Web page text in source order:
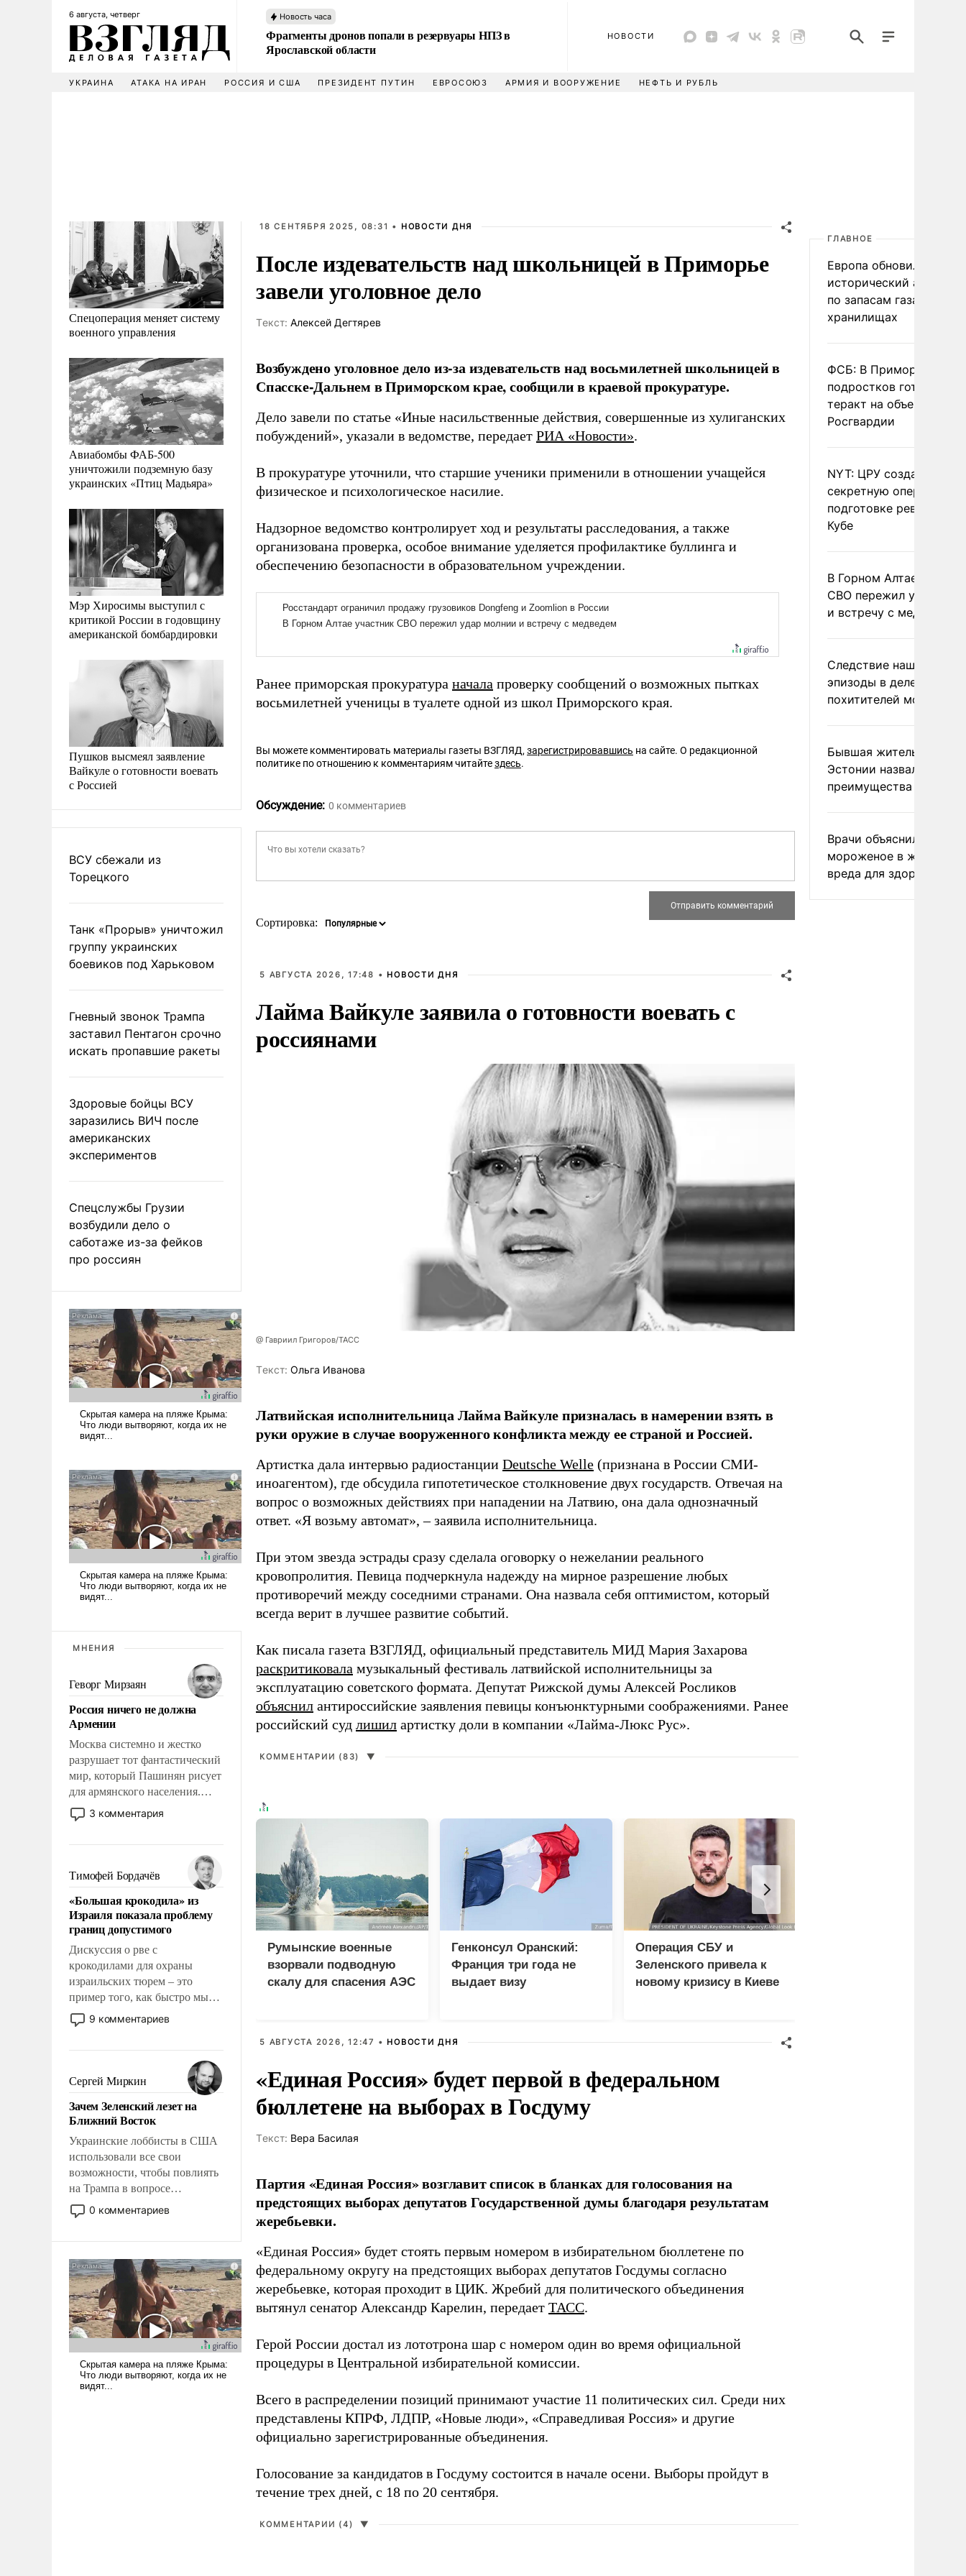
6 августа, четверг Новость часа
Фрагменты дронов попали в резервуары НПЗ в
Ярославской области
НОВОСТИ
УКРАИНА АТАКА НА ИРАН РОССИЯ И США ПРЕЗИДЕНТ ПУТИН ЕВРОСОЮЗ АРМИЯ И ВООРУЖЕНИЕ НЕФТЬ И РУБЛЬ
Спецоперация меняет систему
военного управления
Авиабомбы ФАБ-500
уничтожили подземную базу
украинских «Птиц Мадьяра»
Мэр Хиросимы выступил с
критикой России в годовщину
американской бомбардировки
Пушков высмеял заявление
Вайкуле о готовности воевать
с Россией
ВСУ сбежали из
Торецкого
Танк «Прорыв» уничтожил
группу украинских
боевиков под Харьковом
Гневный звонок Трампа
заставил Пентагон срочно
искать пропавшие ракеты
Здоровые бойцы ВСУ
заразились ВИЧ после
американских
экспериментов
Спецслужбы Грузии
возбудили дело о
саботаже из-за фейков
про россиян
МНЕНИЯ
Геворг Мирзаян
Россия ничего не должна
Армении
Москва системно и жестко
разрушает тот фантастический
мир, который Пашинян рисует
для армянского населения.
Мир, где этому населению все
должны просто по
политические прожекты будут
беспрекословно оплачиваться
за счет российских
налогоплательщиков и где за
свои поступки не нужно
отвечать.
3 комментария
Тимофей Бордачёв
«Большая крокодила» из
Израиля показала проблему
границ допустимого
Дискуссия о рве с
крокодилами для охраны
израильских тюрем – это
пример того, как быстро мы
двигаемся по пути
революционных изменений.
псевдонаучной фантастики,
стало всерьез обсуждаемой
идеей.
9 комментариев
Сергей Миркин
Зачем Зеленский лезет на
Ближний Восток
Украинские лоббисты в США
использовали все свои
возможности, чтобы повлиять
на Трампа в вопросе
предоставления вооружений
своим нанимателям. Вероятно,
голову мысль: хорошо бы
продемонстрировать, что
Украина вступила в
вооруженное противостояние
с Ираном.
0 комментариев
18 СЕНТЯБРЯ 2025, 08:31 • НОВОСТИ ДНЯ
После издевательств над школьницей в Приморье
завели уголовное дело
Tекст: Алексей Дегтярев
Возбуждено уголовное дело из-за издевательств над восьмилетней школьницей в
Спасске-Дальнем в Приморском крае, сообщили в краевой прокуратуре.
Дело завели по статье «Иные насильственные действия, совершенные из хулиганских
побуждений», указали в ведомстве, передает РИА «Новости».
В прокуратуре уточнили, что старшие ученики применили в отношении учащейся
физическое и психологическое насилие.
Надзорное ведомство контролирует ход и результаты расследования, а также
организована проверка, особое внимание уделяется профилактике буллинга и
обеспечению безопасности в образовательном учреждении.
Ранее приморская прокуратура начала проверку сообщений о возможных пытках
восьмилетней ученицы в туалете одной из школ Приморского края.
Вы можете комментировать материалы газеты ВЗГЛЯД, зарегистрировавшись на сайте. О редакционной
политике по отношению к комментариям читайтездесь.
Обсуждение: 0 комментариев
Сортировка:
5 АВГУСТА 2026, 17:48 • НОВОСТИ ДНЯ
Лайма Вайкуле заявила о готовности воевать с
россиянами
@ Гавриил Григоров/ТАСС
Tекст: Ольга Иванова
Латвийская исполнительница Лайма Вайкуле призналась в намерении взять в
руки оружие в случае вооруженного конфликта между ее страной и Россией.
Артистка дала интервью радиостанции Deutsche Welle (признана в России СМИ-
иноагентом), где обсудила гипотетическое столкновение двух государств. Отвечая на
вопрос о возможных действиях при нападении на Латвию, она дала однозначный
ответ. «Я возьму автомат», – заявила исполнительница.
При этом звезда эстрады сразу сделала оговорку о нежелании реального
кровопролития. Певица подчеркнула надежду на мирное разрешение любых
противоречий между соседними странами. Она назвала себя оптимистом, который
всегда верит в лучшее развитие событий.
Как писала газета ВЗГЛЯД, официальный представитель МИД Мария Захарова
раскритиковала музыкальный фестиваль латвийской исполнительницы за
эксплуатацию советского формата. Депутат Рижской думы Алексей Росликов
объяснил антироссийские заявления певицы конъюнктурными соображениями. Ранее
российский суд лишил артистку доли в компании «Лайма-Люкс Рус».
КОММЕНТАРИИ (83) ▼
Румынские военные
взорвали подводную
скалу для спасения АЭС
Генконсул Оранский:
Франция три года не
выдает визу
Операция СБУ и
Зеленского привела к
новому кризису в Киеве
5 АВГУСТА 2026, 12:47 • НОВОСТИ ДНЯ
«Единая Россия» будет первой в федеральном
бюллетене на выборах в Госдуму
Tекст: Вера Басилая
Партия «Единая Россия» возглавит список в бланках для голосования на
предстоящих выборах депутатов Государственной думы благодаря результатам
жеребьевки.
«Единая Россия» будет стоять первым номером в избирательном бюллетене по
федеральному округу на предстоящих выборах депутатов Госдумы согласно
жеребьевке, которая проходит в ЦИК. Жребий для политического объединения
вытянул сенатор Александр Карелин, передает ТАСС.
Герой России достал из лототрона шар с номером один во время официальной
процедуры в Центральной избирательной комиссии.
Всего в распределении позиций принимают участие 11 политических сил. Среди них
представлены КПРФ, ЛДПР, «Новые люди», «Справедливая Россия» и другие
официально зарегистрированные объединения.
Голосование за кандидатов в Госдуму состоится в начале осени. Выборы пройдут в
течение трех дней, с 18 по 20 сентября.
КОММЕНТАРИИ (4) ▼
ГЛАВНОЕ
Европа обновила
исторический
по запасам газа в
хранилищах
ФСБ: В Приморье трое
подростков готовили
теракт на объекте
Росгвардии
NYT: ЦРУ создало
секретную опергруппу
подготовке революции
Кубе
В Горном Алтае
СВО пережил удар
и встречу с медведем
Следствие нашло
эпизоды в деле
похитителей москвичек
Бывшая жительница
Эстонии назвала
преимущества России
Врачи объяснили, как
мороженое в жару без
вреда для здоровья